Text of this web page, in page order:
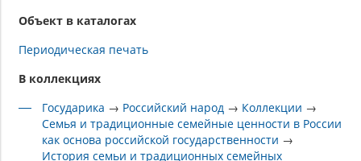
Объект в каталогах
Периодическая печать
В коллекциях
Государика → Российский народ → Коллекции →
Семья и традиционные семейные ценности в России
как основа российской государственности →
История семьи и традиционных семейных